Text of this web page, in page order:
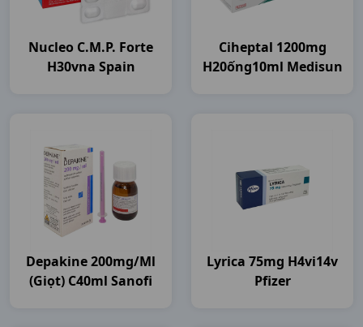
Nucleo C.m.p. Forte
H30vna Spain
Ciheptal 1200mg
H20ống10ml Medisun
Depakine 200mg/ml
(giọt) C40ml Sanofi
Lyrica 75mg H4vi14v
Pfizer